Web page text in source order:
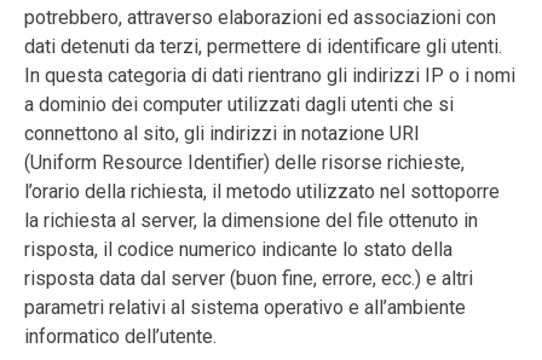
potrebbero, attraverso elaborazioni ed associazioni con
dati detenuti da terzi, permettere di identificare gli utenti.
In questa categoria di dati rientrano gli indirizzi IP o i nomi
a dominio dei computer utilizzati dagli utenti che si
connettono al sito, gli indirizzi in notazione URI
(Uniform Resource Identifier) delle risorse richieste,
l’orario della richiesta, il metodo utilizzato nel sottoporre
la richiesta al server, la dimensione del file ottenuto in
risposta, il codice numerico indicante lo stato della
risposta data dal server (buon fine, errore, ecc.) e altri
parametri relativi al sistema operativo e all’ambiente
informatico dell’utente.